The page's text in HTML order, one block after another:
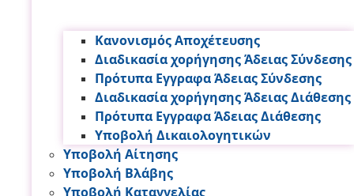
Κανονισμός Αποχέτευσης
Διαδικασία χορήγησης Άδειας Σύνδεσης
Πρότυπα Εγγραφα Άδειας Σύνδεσης
Διαδικασία χορήγησης Άδειας Διάθεσης
Πρότυπα Εγγραφα Άδειας Διάθεσης
Υποβολή Δικαιολογητικών
Υποβολή Αίτησης
Υποβολή Βλάβης
Υποβολή Καταγγελίας